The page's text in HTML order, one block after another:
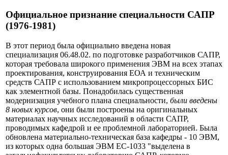
Официальное признание специальности САПР
(1976-1981)
В этот период была официально введена новая
специализация 06.48.02. по подготовке разработчиков САПР,
которая требовала широкого применения ЭВМ на всех этапах
проектирования, конструирования ЕОА и техническим
средств САПР с использованием микропроцессорных БИС
как элементной базы. Понадобилась существенная
модернизация учебного плана специальности, были введены
8 новых курсов, они были построены на оригинальных
материалах научных исследований в области САПР,
проводимых кафедрой и ее проблемной лабораторией. Была
обновлена материально-техническая база кафедры - 10 ЭВМ,
из которых одна большая ЭВМ EC-1033 "выделена в